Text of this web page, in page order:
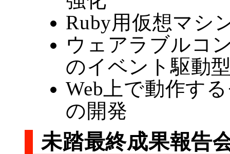
Ruby用仮想マシ
ウェアラブルコ
のイベント駆動
Web上で動作す
の開発
未踏最終成果報告